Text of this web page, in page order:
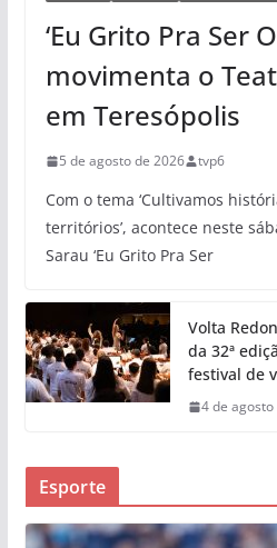
‘Eu Grito Pra Ser
movimenta o
em Teresópolis
5 de agosto de 2026 tvp6
Com o tema ‘Cultivamos
territórios’, acontece neste
Sarau ‘Eu Grito Pra Ser
Volta
da 32ª
festival de
4 de
Esporte